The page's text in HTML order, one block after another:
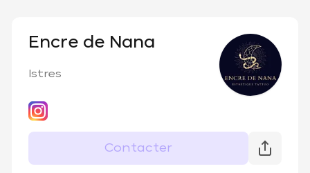
Encre de Nana
Istres
Contacter